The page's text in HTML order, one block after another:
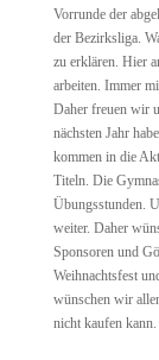
Vorrunde der
der Bezirksliga.
zu erklären. Hier
arbeiten. Immer
Daher freuen wir
nächsten Jahr
kommen in die
Titeln. Die
Übungsstunden.
weiter. Daher
Sponsoren und
Weihnachtsfest
wünschen wir
nicht kaufen